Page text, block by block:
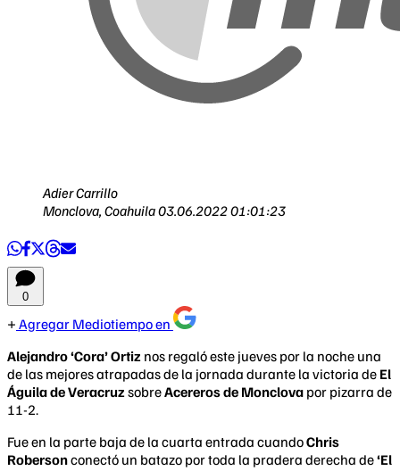
Adier Carrillo
Monclova, Coahuila03.06.2022 01:01:23
0
Agregar Mediotiempo en
Alejandro ‘Cora’ Ortiz nos regaló este jueves por la noche una
de las mejores atrapadas de la jornada durante la victoria de El
Águila de Veracruz sobreAcereros de Monclova por pizarra de
11-2.
Fue en la parte baja de la cuarta entrada cuandoChris
Robersonconectó un batazo por toda la pradera derecha de‘El